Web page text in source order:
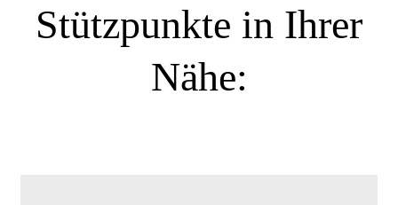
Stützpunkte in Ihrer
Nähe: